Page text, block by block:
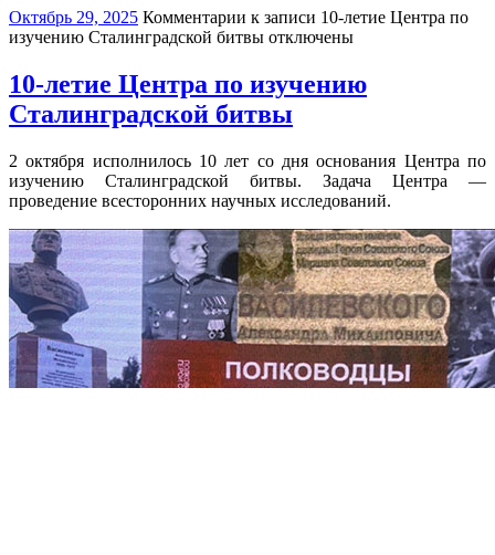
Октябрь 29, 2025 Комментарии к записи 10-летие Центра по
изучению Сталинградской битвы отключены
10-летие Центра по изучению
Сталинградской битвы
2 октября исполнилось 10 лет со дня основания Центра по
изучению Сталинградской битвы. Задача Центра —
проведение всесторонних научных исследований.